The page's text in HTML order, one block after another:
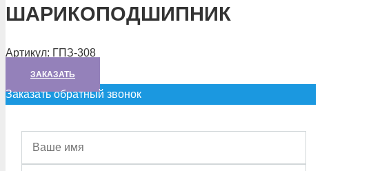
ШАРИКОПОДШИПНИК
Артикул: ГПЗ-308
ЗАКАЗАТЬ
Заказать обратный звонок